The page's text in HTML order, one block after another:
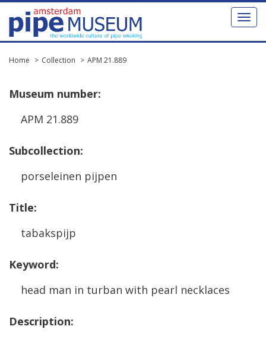
Toggle
Home Collection APM 21.889
Museum number:
APM 21.889
Subcollection:
porseleinen pijpen
Title:
tabakspijp
Keyword:
head man in turban with pearl necklaces
Description: